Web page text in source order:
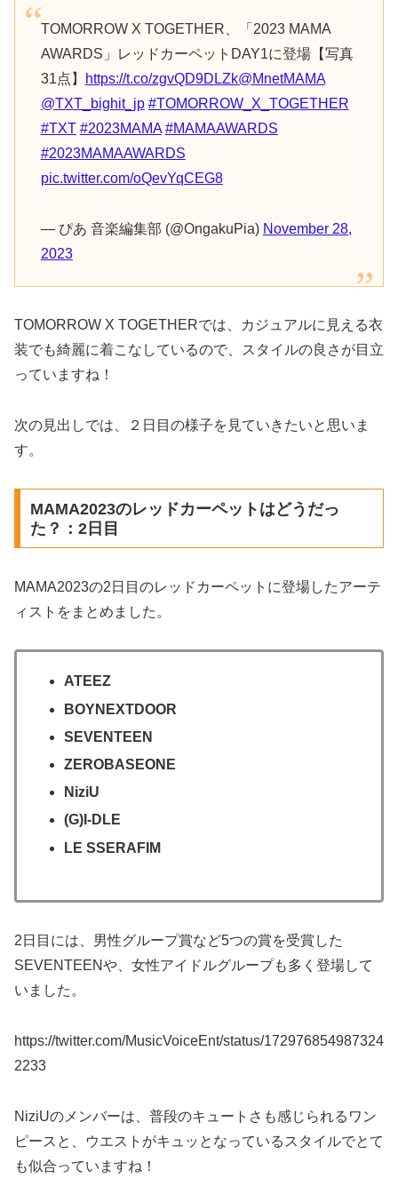
TOMORROW X TOGETHER、「2023 MAMA
AWARDS」レッドカーペットDAY1に登場【写真
31点】
https://t.co/zgvQD9DLZk@MnetMAMA
@TXT_bighit_jp #TOMORROW_X_TOGETHER
#TXT #2023MAMA #MAMAAWARDS
#2023MAMAAWARDS
pic.twitter.com/oQevYqCEG8
— ぴあ 音楽編集部 (@OngakuPia) November 28,
2023
TOMORROW X TOGETHERでは、カジュアルに見える衣
装でも綺麗に着こなしているので、スタイルの良さが目立
っていますね！
次の見出しでは、２日目の様子を見ていきたいと思いま
す。
MAMA2023のレッドカーペットはどうだっ
た？：2日目
MAMA2023の2日目のレッドカーペットに登場したアーテ
ィストをまとめました。
ATEEZ
BOYNEXTDOOR
SEVENTEEN
ZEROBASEONE
NiziU
(G)I-DLE
LE SSERAFIM
2日目には、男性グループ賞など5つの賞を受賞した
SEVENTEENや、女性アイドルグループも多く登場して
いました。
https://twitter.com/MusicVoiceEnt/status/172976854987324
2233
NiziUのメンバーは、普段のキュートさも感じられるワン
ピースと、ウエストがキュッとなっているスタイルでとて
も似合っていますね！